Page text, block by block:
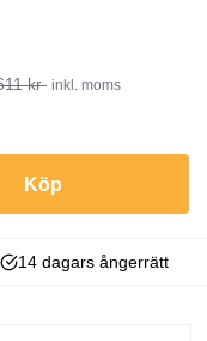
kr inkl. moms
Köp
14 dagars ångerrätt